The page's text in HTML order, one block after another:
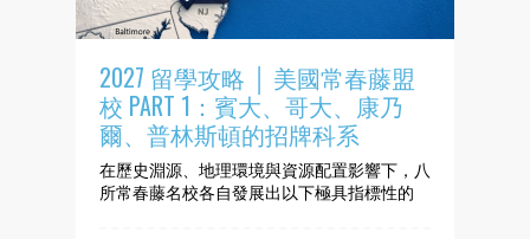
2027 留學攻略 │ 美國常春藤盟
校 PART 1：賓大、哥大、康乃
爾、普林斯頓的招牌科系
在歷史淵源、地理環境與資源配置影響下，八
所常春藤名校各自發展出以下極具指標性的